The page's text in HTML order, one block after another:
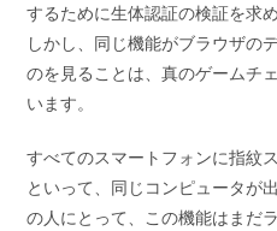
するために生体認証の検証を求
しかし、同じ機能がブラウザの
のを見ることは、真のゲームチ
います。
すべてのスマートフォンに指紋
といって、同じコンピュータが
の人にとって、この機能はまだ